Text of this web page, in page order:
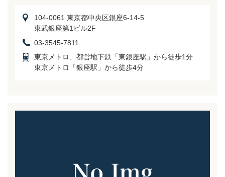
104-0061 東京都中央区銀座6-14-5
東武銀座第1ビル2F
03-3545-7811
東京メトロ、都営地下鉄「東銀座駅」から徒歩1分
東京メトロ「銀座駅」から徒歩4分